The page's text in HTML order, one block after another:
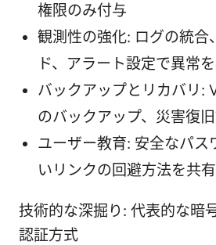
権限のみ付与
観測性の強化: ログの統合
ド、アラート設定で異常
バックアップとリカバリ:
のバックアップ、災害復
ユーザー教育: 安全なパス
いリンクの回避方法を共有
技術的な深掘り: 代表的な暗
認証方式